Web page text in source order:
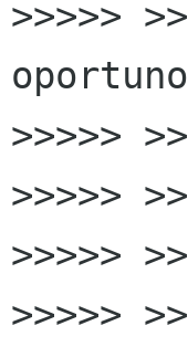
>>>>>
>>>>>
>>>>>
>>>>>
>>>>>